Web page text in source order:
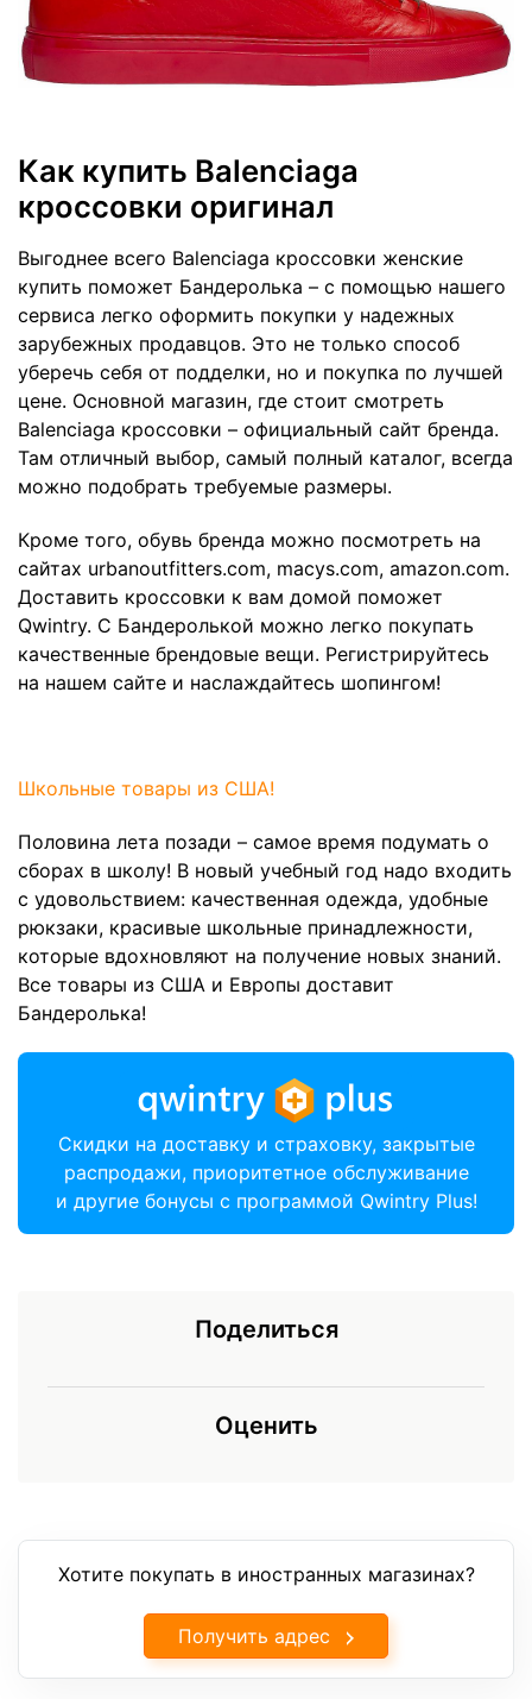
Как купить Balenciaga
кроссовки оригинал
Выгоднее всего Balenciaga кроссовки женские
купить поможет Бандеролька – с помощью нашего
сервиса легко оформить покупки у надежных
зарубежных продавцов. Это не только способ
уберечь себя от подделки, но и покупка по лучшей
цене. Основной магазин, где стоит смотреть
Balenciaga кроссовки – официальный сайт бренда.
Там отличный выбор, самый полный каталог, всегда
можно подобрать требуемые размеры.
Кроме того, обувь бренда можно посмотреть на
сайтах urbanoutfitters.com, macys.com, amazon.com.
Доставить кроссовки к вам домой поможет
Qwintry. С Бандеролькой можно легко покупать
качественные брендовые вещи. Регистрируйтесь
на нашем сайте и наслаждайтесь шопингом!
Школьные товары из США!
Половина лета позади – самое время подумать о
сборах в школу! В новый учебный год надо входить
с удовольствием: качественная одежда, удобные
рюкзаки, красивые школьные принадлежности,
которые вдохновляют на получение новых знаний.
Все товары из США и Европы доставит
Бандеролька!
Скидки на доставку и страховку, закрытые
распродажи, приоритетное обслуживание
и другие бонусы с программой Qwintry Plus!
Поделиться
Оценить
Хотите покупать в иностранных магазинах?
Получить адрес